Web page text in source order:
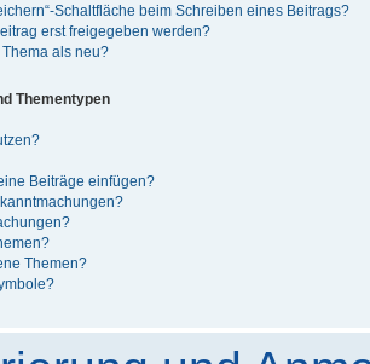
Schaltfläche beim Schreiben eines Beitrags?
erst freigegeben werden?
als neu?
Thementypen
Beiträge einfügen?
Themen?